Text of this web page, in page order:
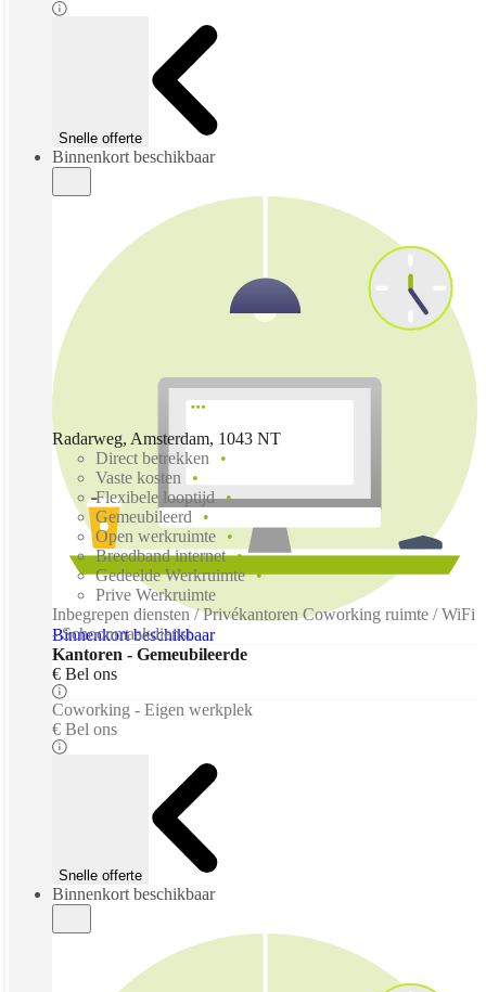
Snelle offerte
Binnenkort beschikbaar
Binnenkort beschikbaar
Radarweg, Amsterdam, 1043 NT
Direct betrekken
Vaste kosten
Flexibele looptijd
Gemeubileerd
Open werkruimte
Breedband internet
Gedeelde Werkruimte
Prive Werkruimte
Inbegrepen diensten / Privékantoren Coworking ruimte / WiFi
- Schoonmaakdienst
Kantoren - Gemeubileerde
€ Bel ons
Coworking - Eigen werkplek
€ Bel ons
Snelle offerte
Binnenkort beschikbaar